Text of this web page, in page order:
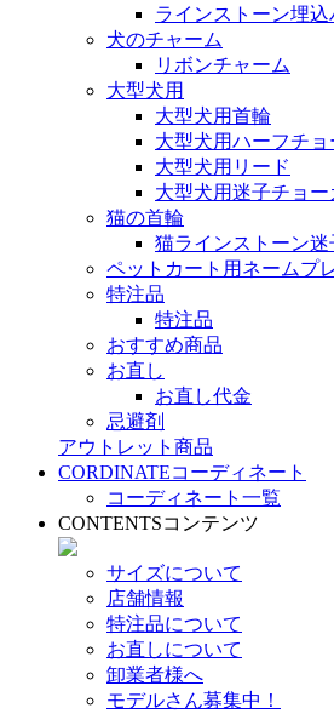
ラインストーン埋
犬のチャーム
リボンチャーム
大型犬用
大型犬用首輪
大型犬用ハーフチョ
大型犬用リード
大型犬用迷子チョー
猫の首輪
猫ラインストーン迷
ペットカート用ネームプ
特注品
特注品
おすすめ商品
お直し
お直し代金
忌避剤
アウトレット商品
CORDINATEコーディネート
コーディネート一覧
CONTENTSコンテンツ
サイズについて
店舗情報
特注品について
お直しについて
卸業者様へ
モデルさん募集中！